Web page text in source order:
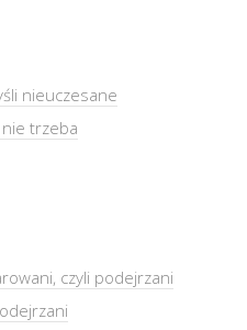
nieuczesane
nie trzeba
czyli podejrzani